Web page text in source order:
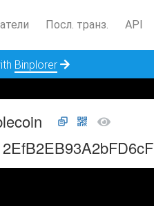
Посл. транз. API
Binplorer